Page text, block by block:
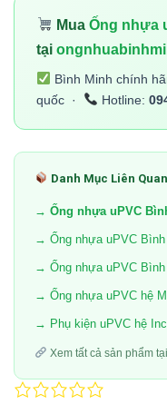
MuaỐng nhựa
tại
Bình Minh chính
quốc ·
Hotline:
Danh Mục Liên
→ Ống nhựa uPVC
→ Ống nhựa uPVC Bình
→ Ống nhựa uPVC
→ Ống nhựa uPVC hệ
→ Phụ kiện uPVC hệ
Xem tất cả sản phẩm tại